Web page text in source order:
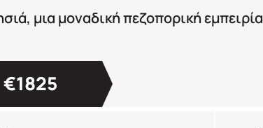
μια μοναδική πεζοπορική εμπειρία
€1825